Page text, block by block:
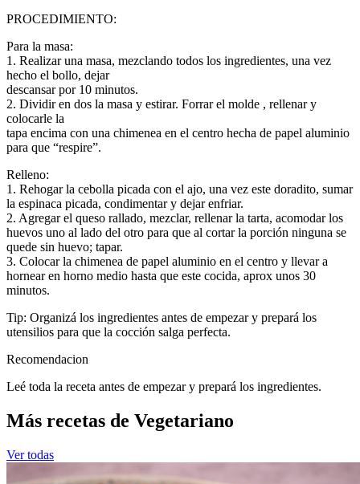
PROCEDIMIENTO:
Para la masa:
1. Realizar una masa, mezclando todos los ingredientes, una vez
hecho el bollo, dejar
descansar por 10 minutos.
2. Dividir en dos la masa y estirar. Forrar el molde , rellenar y
colocarle la
tapa encima con una chimenea en el centro hecha de papel aluminio
para que “respire”.
Relleno:
1. Rehogar la cebolla picada con el ajo, una vez este doradito, sumar
la espinaca picada, condimentar y dejar enfriar.
2. Agregar el queso rallado, mezclar, rellenar la tarta, acomodar los
huevos uno al lado del otro para que al cortar la porción ninguna se
quede sin huevo; tapar.
3. Colocar la chimenea de papel aluminio en el centro y llevar a
hornear en horno medio hasta que este cocida, aprox unos 30
minutos.
Tip: Organizá los ingredientes antes de empezar y prepará los
utensilios para que la cocción salga perfecta.
Recomendacion
Leé toda la receta antes de empezar y prepará los ingredientes.
Más recetas de Vegetariano
Ver todas